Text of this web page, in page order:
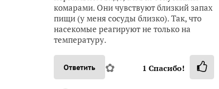
комарами. Они чувствуют близкий запах
пищи (у меня сосуды близко). Так, что
насекомые реагируют не только на
температуру.
Ответить ✿ 1 Спасибо!